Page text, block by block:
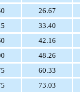
26.67
33.40
42.16
48.26
60.33
73.03